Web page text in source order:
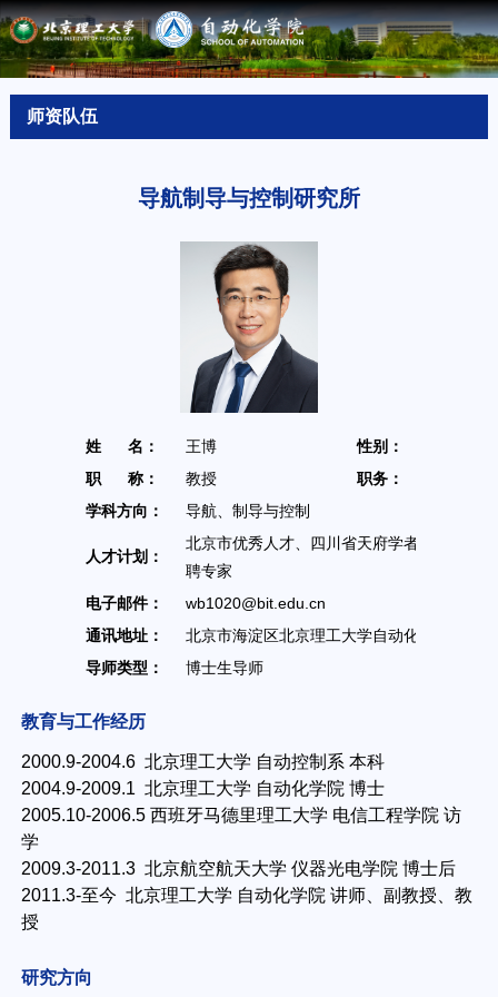
师资队伍
导航制导与控制研究所
姓 名： 王博 性别：
职 称：
教授
职务：
学科方向：
导航、制导与控制
人才计划：
北京市优秀人才、四川省天府学者特
聘专家
电子邮件： wb1020@bit.edu.cn
通讯地址：
北京市海淀区北京理工大学自动化学院6号楼
导师类型：
博士生导师
教育与工作经历
2000.9-2004.6 北京理工大学 自动控制系 本科
2004.9-2009.1 北京理工大学 自动化学院 博士
2005.10-2006.5 西班牙马德里理工大学 电信工程学院 访
学
2009.3-2011.3 北京航空航天大学 仪器光电学院 博士后
2011.3-至今 北京理工大学 自动化学院 讲师、副教授、教
授
研究方向